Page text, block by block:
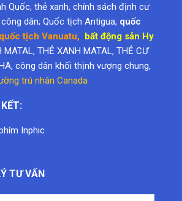
Quốc, thẻ xanh, chính sách định cư
dân; Quốc tịch Antigua, quốc
quốc tịch Vanuatu, bất động sản Hy
MATAL, THẺ XANH MATAL, THẺ CƯ
công dân khối thịnh vượng chung,
trú nhân Canada
Inphic
TƯ VẤN